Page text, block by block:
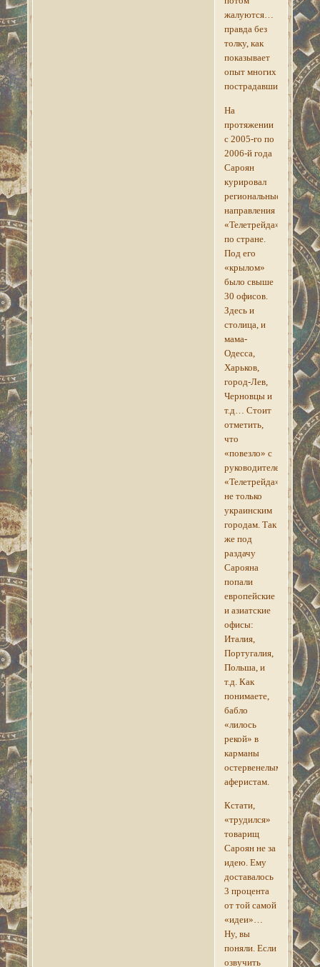
жалуются…
правда без
толку, как
показывает
опыт многих
пострадавших.
На
протяжении
с 2005-го по
2006-й года
Сароян
курировал
региональные
направления
«Телетрейда»
по стране.
Под его
«крылом»
было свыше
30 офисов.
Здесь и
столица, и
мама-
Одесса,
Харьков,
город-Лев,
Черновцы и
т.д… Стоит
отметить,
что
«повезло» с
руководителем
«Телетрейда»
не только
украинским
городам. Так
же под
раздачу
Сарояна
попали
европейские
и азиатские
офисы:
Италия,
Португалия,
Польша, и
т.д. Как
понимаете,
бабло
«лилось
рекой» в
карманы
остервенелым
аферистам.
Кстати,
«трудился»
товарищ
Сароян не за
идею. Ему
доставалось
3 процента
от той самой
«идеи»…
Ну, вы
поняли. Если
озвучить